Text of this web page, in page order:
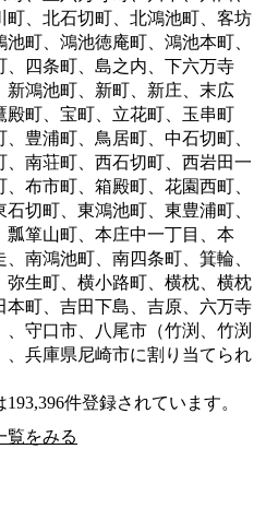
町、北石切町、北鴻池町、客坊
町、鴻池徳庵町、鴻池本町、
、四条町、島之内、下六万寺
新鴻池町、新町、新庄、末広
殿町、宝町、立花町、玉串町
豊浦町、鳥居町、中石切町、
南荘町、西石切町、西岩田一
布市町、箱殿町、花園西町、
切町、東鴻池町、東豊浦町、
瓢箪山町、本庄中一丁目、本
南鴻池町、南四条町、箕輪、
弥生町、横小路町、横枕、横枕
本町、吉田下島、吉原、六万寺
守口市、八尾市（竹渕、竹渕
、兵庫県尼崎市に割り当てられ
件登録されています。
覧をみる